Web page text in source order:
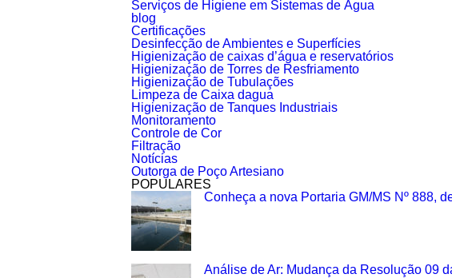
Serviços de Higiene em Sistemas de Água
blog
Certificações
Desinfecção de Ambientes e Superfícies
Higienização de caixas d’água e reservatórios
Higienização de Torres de Resfriamento
Higienização de Tubulações
Limpeza de Caixa dagua
Higienização de Tanques Industriais
Monitoramento
Controle de Cor
Filtração
Notícias
Outorga de Poço Artesiano
POPULARES
Conheça a nova Portaria GM/MS Nº 888,
Análise de Ar: Mudança da Resolução 09